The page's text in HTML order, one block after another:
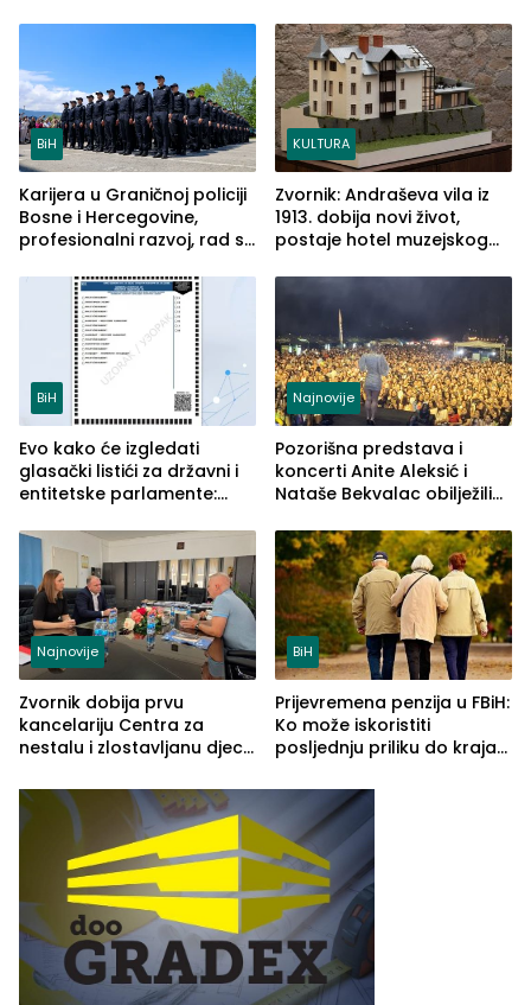
BiH
Karijera u Graničnoj policiji
Bosne i Hercegovine,
profesionalni razvoj, rad sa
služba građanima
KULTURA
Zvornik: Andraševa vila iz
1913. dobija novi život,
postaje hotel muzejskog
BiH
Evo kako će izgledati
glasački listići za državni i
entitetske parlamente:
vidljive na njima
Najnovije
Pozorišna predstava i
koncerti Anite Aleksić i
Nataše Bekvalac obilježili
ljeta (FOTO)
Najnovije
Zvornik dobija prvu
kancelariju Centra za
nestalu i zlostavljanu djecu
BiH
Prijevremena penzija u FBiH:
Ko može iskoristiti
posljednju priliku do kraja